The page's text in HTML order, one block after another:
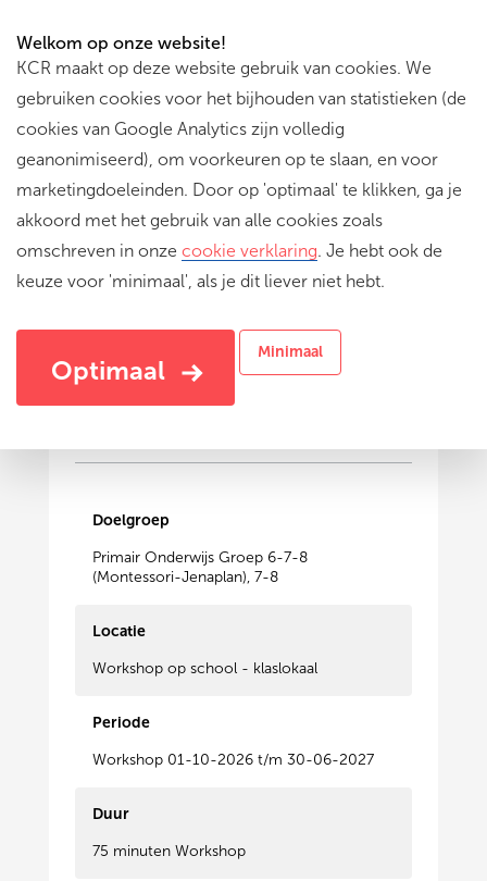
Welkom op onze website!
KCR maakt op deze website gebruik van cookies. We
gebruiken cookies voor het bijhouden van statistieken (de
cookies van Google Analytics zijn volledig
geanonimiseerd), om voorkeuren op te slaan, en voor
marketingdoeleinden. Door op 'optimaal' te klikken, ga je
akkoord met het gebruik van alle cookies zoals
omschreven in onze cookie verklaring. Je hebt ook de
keuze voor 'minimaal', als je dit liever niet hebt.
Optimaal
Minimaal
IFFR Stop-motion workshop
Workshop in de klas waarbij leerlingen door
middel van stop-motion zelf aan de slag gaan
om een korte film te maken.
Doelgroep
Primair Onderwijs Groep 6-7-8
(Montessori-Jenaplan), 7-8
Locatie
Workshop op school - klaslokaal
Periode
Workshop 01-10-2026 t/m 30-06-2027
Duur
75 minuten Workshop